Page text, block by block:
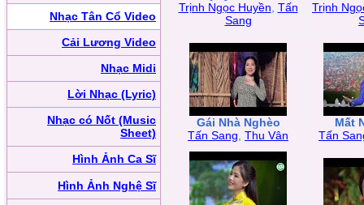
Nhạc Tân Cổ Video
Cải Lương Video
Nhạc Midi
Lời Nhạc (Lyric)
Nhạc có Nốt (Music
Sheet)
Hình Ảnh Ca Sĩ
Hình Ảnh Nghệ Sĩ
Trịnh Ngọc Huyền Tấn
Sang
Trịnh
Gái Nhà Nghèo
Tấn Sang Thu Vân
Mất
Tấn